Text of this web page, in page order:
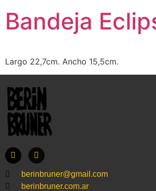
Bandeja
Largo 22,7cm. Ancho 15,5cm.
berinbruner@gmail.com
berinbruner.com.ar